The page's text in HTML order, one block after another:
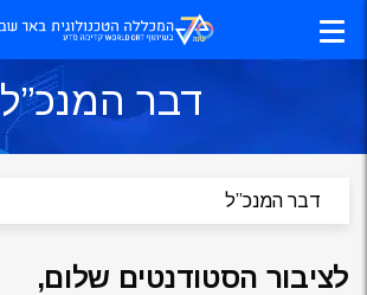
דבר המנכ”ל
לציבור הסטודנטים שלום,